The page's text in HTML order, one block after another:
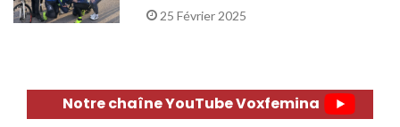
25 Février 2025
Notre chaîne YouTube Voxfemina